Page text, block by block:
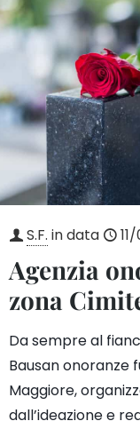
S.F. in data
Agenzia
zona
Da sempre al
Bausan onoranze
Maggiore,
dall’ideazione e